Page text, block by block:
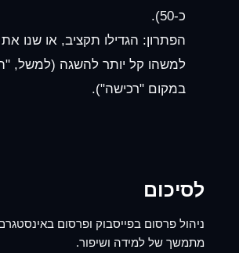
כ-50).
הפתרון: הגדילו תקציב, או שנו
למשהו קל יותר להשגה (למשל,
במקום "רכישה").
לסיכום
ניהול פרסום בפייסבוק ופרסום
מתמשך של למידה ושיפור.